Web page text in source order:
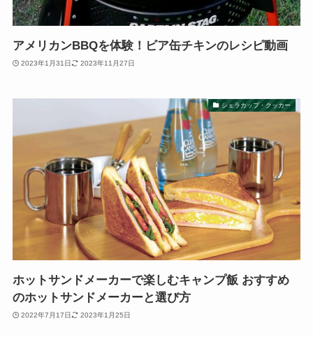
アメリカンBBQを体験！ビア缶チキンのレシピ動画
2023年1月31日 2023年11月27日
シェラカップ・クッカー
ホットサンドメーカーで楽しむキャンプ飯 おすすめ
のホットサンドメーカーと選び方
2022年7月17日 2023年1月25日